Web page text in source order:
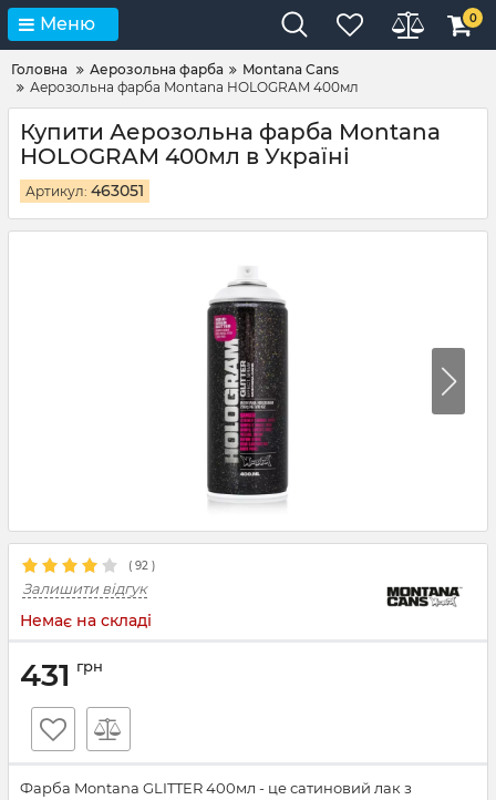
Меню 0
Головна Аерозольна фарба
Montana Cans
Аерозольна фарба Montana HOLOGRAM 400мл
Купити Аерозольна фарба Montana
HOLOGRAM 400мл в Україні
Артикул: 463051
( 92 )
Залишити відгук
Немає на складі
431 грн
Фарба Montana GLITTER 400мл - це сатиновий лак з